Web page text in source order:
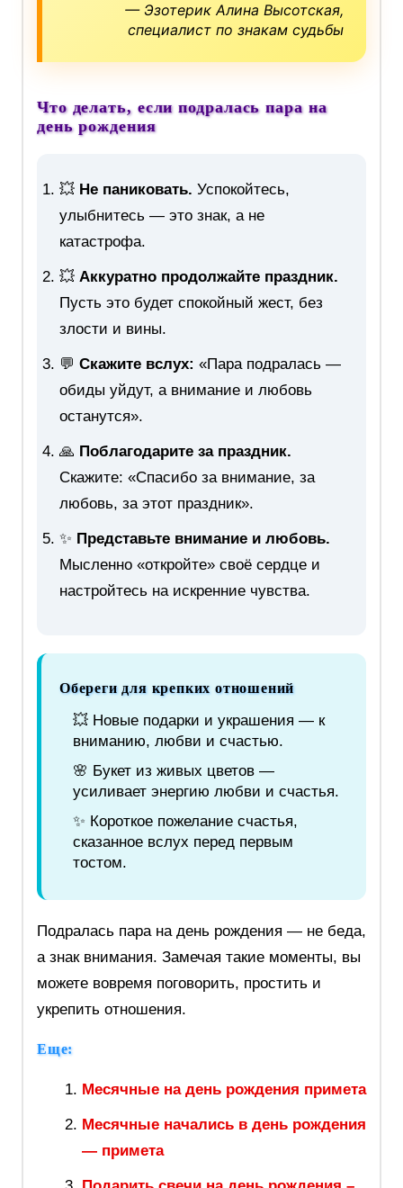
— Эзотерик Алина Высотская,
специалист по знакам судьбы
Что делать, если подралась пара на
день рождения
💥 Не паниковать. Успокойтесь,
улыбнитесь — это знак, а не
катастрофа.
💥 Аккуратно продолжайте праздник.
Пусть это будет спокойный жест, без
злости и вины.
💬 Скажите вслух: «Пара подралась —
обиды уйдут, а внимание и любовь
останутся».
🙏 Поблагодарите за праздник.
Скажите: «Спасибо за внимание, за
любовь, за этот праздник».
✨ Представьте внимание и любовь.
Мысленно «откройте» своё сердце и
настройтесь на искренние чувства.
Обереги для крепких отношений
💥 Новые подарки и украшения — к
вниманию, любви и счастью.
🌸 Букет из живых цветов —
усиливает энергию любви и счастья.
✨ Короткое пожелание счастья,
сказанное вслух перед первым
тостом.
Подралась пара на день рождения — не беда,
а знак внимания. Замечая такие моменты, вы
можете вовремя поговорить, простить и
укрепить отношения.
Еще:
Месячные на день рождения примета
Месячные начались в день рождения
— примета